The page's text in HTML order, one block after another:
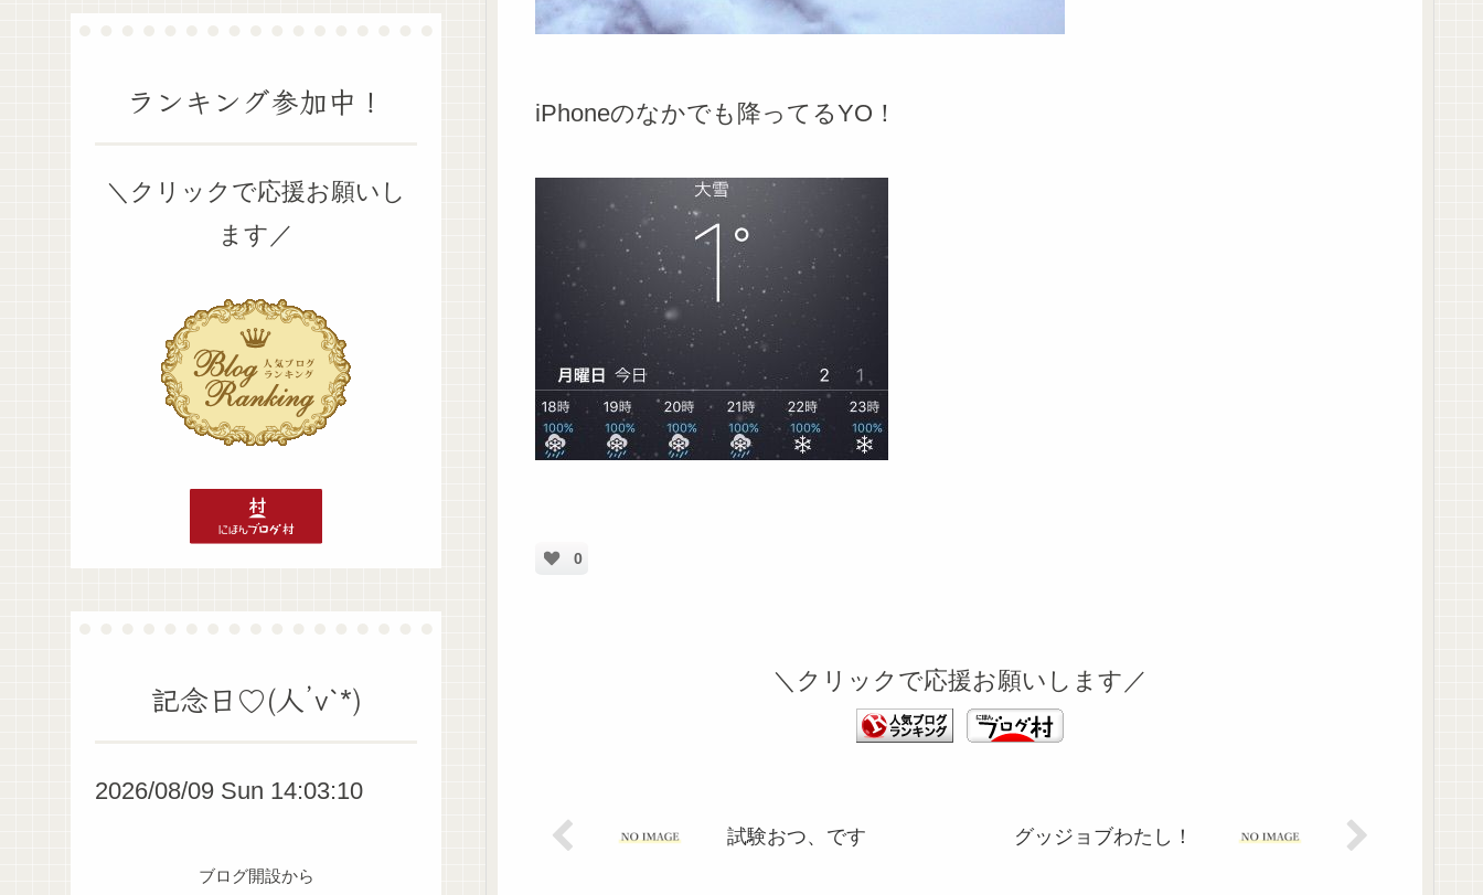
iPhoneのなかでも降ってるYO！
0
＼クリックで応援お願いします／
試験おつ、です グッジョブわたし！
ランキング参加中！
＼クリックで応援お願いし
ます／
記念日♡(人’v`*)
2026/08/09 Sun 14:03:11
ブログ開設から